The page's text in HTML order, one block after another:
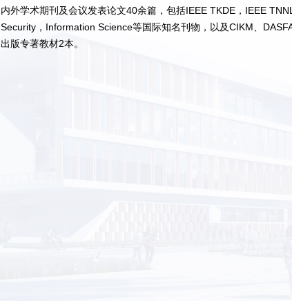
内外学术期刊及会议发表论文40余篇，包括IEEE TKDE，IEEE
Security，Information Science等国际知名刊物，以及CIKM、
出版专著教材2本。